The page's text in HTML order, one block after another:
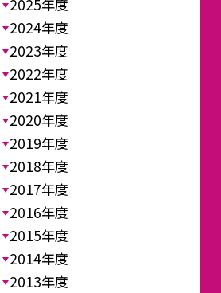
2025年度
2024年度
2023年度
2022年度
2021年度
2020年度
2019年度
2018年度
2017年度
2016年度
2015年度
2014年度
2013年度